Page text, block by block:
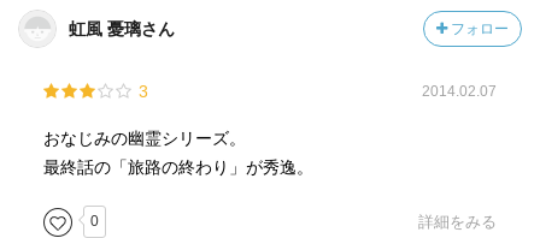
虹風 憂璃さん フォロー
3 2014.02.07
おなじみの幽霊シリーズ。
最終話の「旅路の終わり」が秀逸。
0 詳細をみる